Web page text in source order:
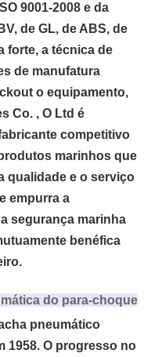
9001-2008 e da
de GL, de ABS, de
forte, a técnica de
de manufatura
o equipamento,
Co. , O Ltd é
competitivo
marinhos que
qualidade e o serviço
empurra a
segurança marinha
benéfica
do para-choque
pneumático
1958. O progresso no